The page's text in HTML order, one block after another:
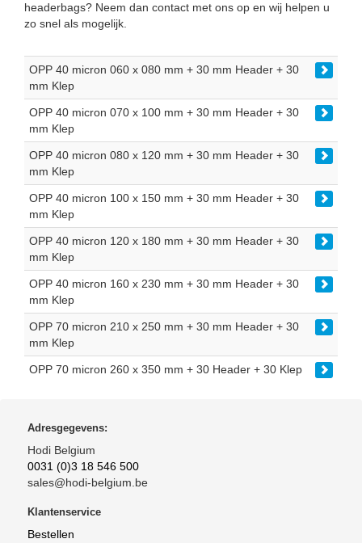
headerbags? Neem dan contact met ons op en wij helpen u
zo snel als mogelijk.
OPP 40 micron 060 x 080 mm + 30 mm Header + 30
mm Klep
OPP 40 micron 070 x 100 mm + 30 mm Header + 30
mm Klep
OPP 40 micron 080 x 120 mm + 30 mm Header + 30
mm Klep
OPP 40 micron 100 x 150 mm + 30 mm Header + 30
mm Klep
OPP 40 micron 120 x 180 mm + 30 mm Header + 30
mm Klep
OPP 40 micron 160 x 230 mm + 30 mm Header + 30
mm Klep
OPP 70 micron 210 x 250 mm + 30 mm Header + 30
mm Klep
OPP 70 micron 260 x 350 mm + 30 Header + 30 Klep
Adresgegevens:
Hodi Belgium
0031 (0)3 18 546 500
sales@hodi-belgium.be
Klantenservice
Bestellen